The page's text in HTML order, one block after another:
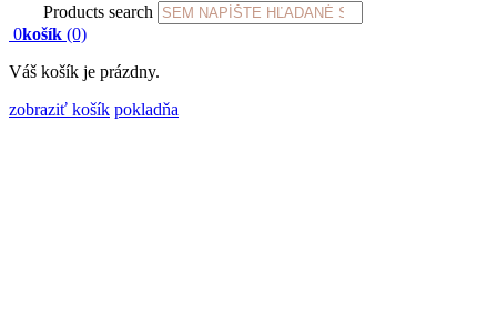
Products search
0košík (0)
Váš košík je prázdny.
zobraziť košík pokladňa